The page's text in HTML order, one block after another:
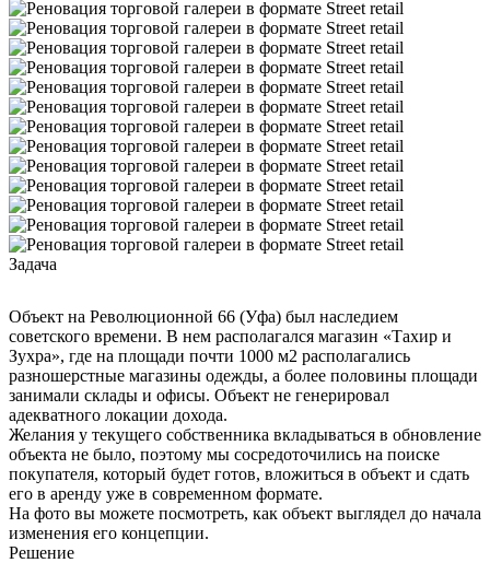
Задача
Объект на Революционной 66 (Уфа) был наследием
советского времени. В нем располагался магазин «Тахир и
Зухра», где на площади почти 1000 м2 располагались
разношерстные магазины одежды, а более половины площади
занимали склады и офисы. Объект не генерировал
адекватного локации дохода.
Желания у текущего собственника вкладываться в обновление
объекта не было, поэтому мы сосредоточились на поиске
покупателя, который будет готов, вложиться в объект и сдать
его в аренду уже в современном формате.
На фото вы можете посмотреть, как объект выглядел до начала
изменения его концепции.
Решение